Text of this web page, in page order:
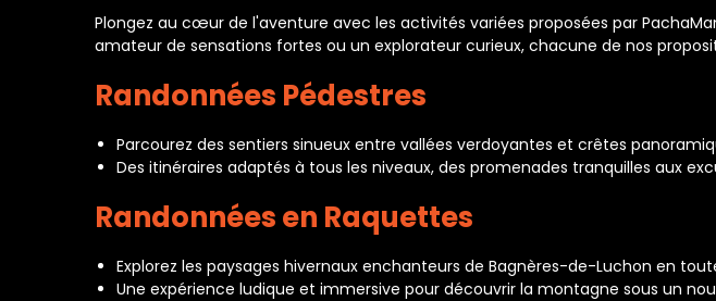
Plongez au cœur de l'aventure avec les activités variées proposées par
amateur de sensations fortes ou un explorateur curieux, chacune de nos
Randonnées Pédestres
Parcourez des sentiers sinueux entre vallées verdoyantes et crêtes
Des itinéraires adaptés à tous les niveaux, des promenades tranquilles aux
Randonnées en Raquettes
Explorez les paysages hivernaux enchanteurs de Bagnères-de-Luchon en
Une expérience ludique et immersive pour découvrir la montagne sous un